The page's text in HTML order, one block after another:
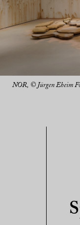
NOR, © Jürgen Eheim